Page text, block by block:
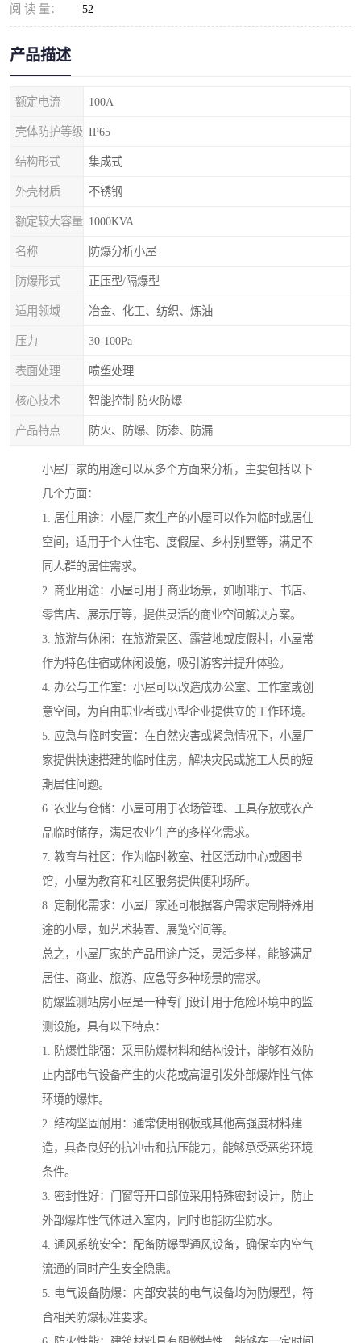
阅 读 量： 52
产品描述
额定电流 100A
壳体防护等级 IP65
结构形式 集成式
外壳材质 不锈钢
额定较大容量 1000KVA
名称 防爆分析小屋
防爆形式 正压型/隔爆型
适用领域 冶金、化工、纺织、炼油
压力 30-100Pa
表面处理 喷塑处理
核心技术 智能控制 防火防爆
产品特点 防火、防爆、防渗、防漏
小屋厂家的用途可以从多个方面来分析，主要包括以下
几个方面：
1. 居住用途：小屋厂家生产的小屋可以作为临时或居住
空间，适用于个人住宅、度假屋、乡村别墅等，满足不
同人群的居住需求。
2. 商业用途：小屋可用于商业场景，如咖啡厅、书店、
零售店、展示厅等，提供灵活的商业空间解决方案。
3. 旅游与休闲：在旅游景区、露营地或度假村，小屋常
作为特色住宿或休闲设施，吸引游客并提升体验。
4. 办公与工作室：小屋可以改造成办公室、工作室或创
意空间，为自由职业者或小型企业提供立的工作环境。
5. 应急与临时安置：在自然灾害或紧急情况下，小屋厂
家提供快速搭建的临时住房，解决灾民或施工人员的短
期居住问题。
6. 农业与仓储：小屋可用于农场管理、工具存放或农产
品临时储存，满足农业生产的多样化需求。
7. 教育与社区：作为临时教室、社区活动中心或图书
馆，小屋为教育和社区服务提供便利场所。
8. 定制化需求：小屋厂家还可根据客户需求定制特殊用
途的小屋，如艺术装置、展览空间等。
总之，小屋厂家的产品用途广泛，灵活多样，能够满足
居住、商业、旅游、应急等多种场景的需求。
防爆监测站房小屋是一种专门设计用于危险环境中的监
测设施，具有以下特点：
1. 防爆性能强：采用防爆材料和结构设计，能够有效防
止内部电气设备产生的火花或高温引发外部爆炸性气体
环境的爆炸。
2. 结构坚固耐用：通常使用钢板或其他高强度材料建
造，具备良好的抗冲击和抗压能力，能够承受恶劣环境
条件。
3. 密封性好：门窗等开口部位采用特殊密封设计，防止
外部爆炸性气体进入室内，同时也能防尘防水。
4. 通风系统安全：配备防爆型通风设备，确保室内空气
流通的同时产生安全隐患。
5. 电气设备防爆：内部安装的电气设备均为防爆型，符
合相关防爆标准要求。